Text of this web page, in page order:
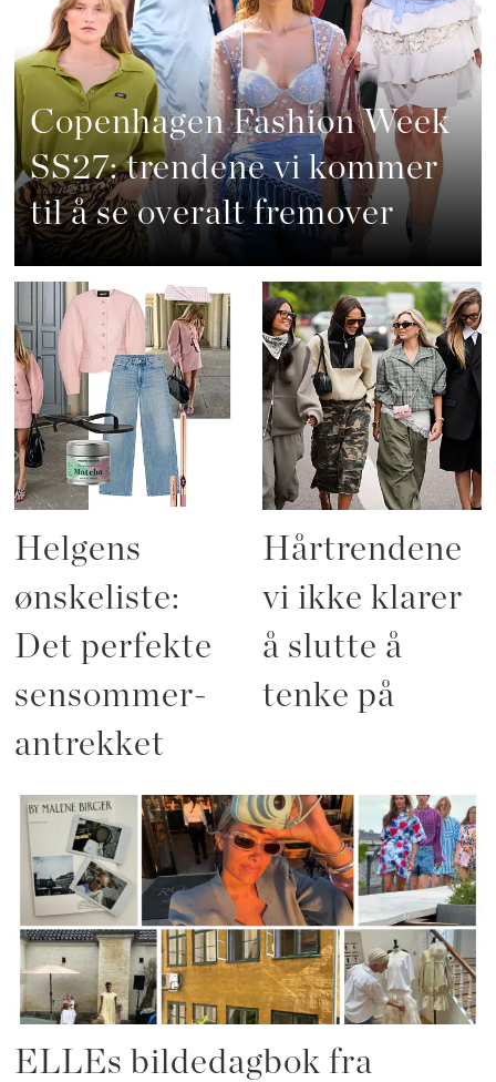
Copenhagen Fashion Week
SS27: trendene vi kommer
til å se overalt fremover
Helgens
ønskeliste:
Det perfekte
sensommer-
antrekket
Hårtrendene
vi ikke klarer
å slutte å
tenke på
ELLEs bildedagbok fra